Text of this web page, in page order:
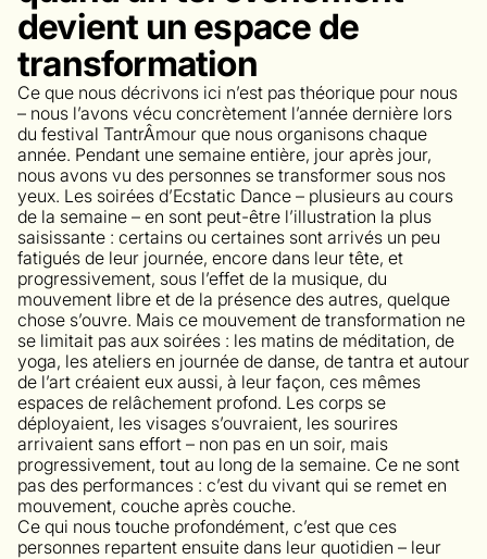
devient un espace de
transformation
Ce que nous décrivons ici n’est pas théorique pour nous
– nous l’avons vécu concrètement l’année dernière lors
du festival TantrÂmour que nous organisons chaque
année. Pendant une semaine entière, jour après jour,
nous avons vu des personnes se transformer sous nos
yeux. Les soirées d’Ecstatic Dance – plusieurs au cours
de la semaine – en sont peut-être l’illustration la plus
saisissante : certains ou certaines sont arrivés un peu
fatigués de leur journée, encore dans leur tête, et
progressivement, sous l’effet de la musique, du
mouvement libre et de la présence des autres, quelque
chose s’ouvre. Mais ce mouvement de transformation ne
se limitait pas aux soirées : les matins de méditation, de
yoga, les ateliers en journée de danse, de tantra et autour
de l’art créaient eux aussi, à leur façon, ces mêmes
espaces de relâchement profond. Les corps se
déployaient, les visages s’ouvraient, les sourires
arrivaient sans effort – non pas en un soir, mais
progressivement, tout au long de la semaine. Ce ne sont
pas des performances : c’est du vivant qui se remet en
mouvement, couche après couche.
Ce qui nous touche profondément, c’est que ces
personnes repartent ensuite dans leur quotidien – leur